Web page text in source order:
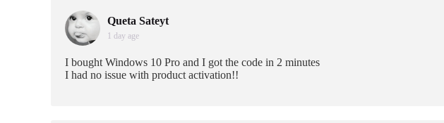
Queta Sateyt
1 day age
I bought Windows 10 Pro and I got the code in 2 minutes
I had no issue with product activation!!